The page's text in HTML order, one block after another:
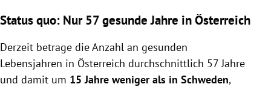
Status quo: Nur 57 gesunde Jahre in Österreich
Derzeit betrage die Anzahl an gesunden
Lebensjahren in Österreich durchschnittlich 57 Jahre
und damit um 15 Jahre weniger als in Schweden,